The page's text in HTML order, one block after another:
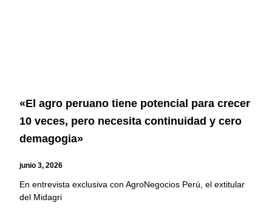
«El agro peruano tiene potencial para crecer
10 veces, pero necesita continuidad y cero
demagogia»
junio 3, 2026
En entrevista exclusiva con AgroNegocios Perú, el extitular
del Midagri